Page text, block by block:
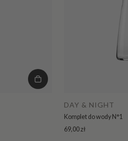
DAY & NIGHT
Komplet do wody N°1
69,00 zł